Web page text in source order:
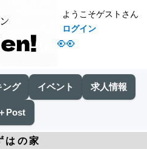
👀
ようこそゲストさん
ログイン
ング イベント 求人情報
Post
はの家